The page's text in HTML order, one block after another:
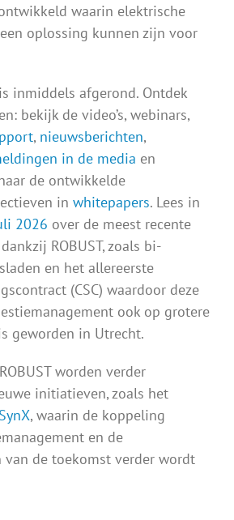
waarin elektrische
oplossing kunnen zijn voor
inmiddels afgerond. Ontdek
bekijk de video’s, webinars,
, nieuwsberichten,
in de media en
de ontwikkelde
in whitepapers. Lees in
2026 over de meest recente
ROBUST, zoals bi-
en het allereerste
(CSC) waardoor deze
ook op grotere
geworden in Utrecht.
worden verder
initiatieven, zoals het
, waarin de koppeling
en de
van de toekomst verder wordt